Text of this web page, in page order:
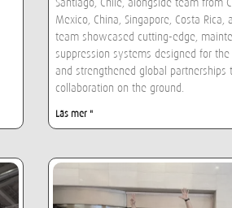
Mexico, China, Singapore, Costa Rica,
team showcased cutting-edge,
suppression systems designed for
and strengthened global partnerships
collaboration on the ground.
Läs mer "